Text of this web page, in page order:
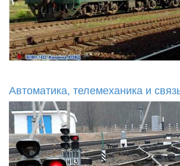
Автоматика, телемеханика и